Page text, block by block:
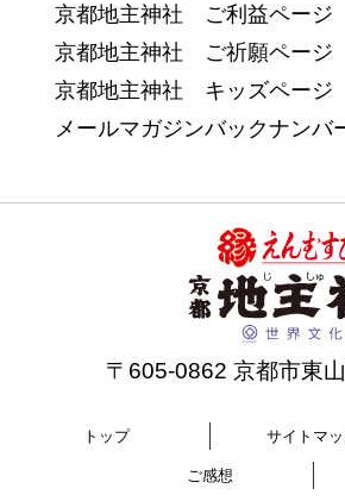
京都地主神社 ご利益ページ
京都地主神社 ご祈願ページ
京都地主神社 キッズページ
メールマガジンバックナンバ
〒605-0862 京都市東
トップ サイトマ
ご感想